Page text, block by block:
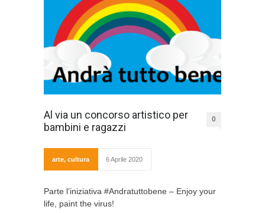
Al via un concorso artistico per
bambini e ragazzi
0
arte, cultura 6 Aprile 2020
Parte l’iniziativa #Andratuttobene – Enjoy your
life, paint the virus!